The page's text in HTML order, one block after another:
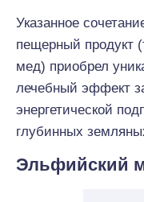
Указанное
пещерный продукт
мед) приобрел
лечебный эффект
энергетической
глубинных
Эльфийский